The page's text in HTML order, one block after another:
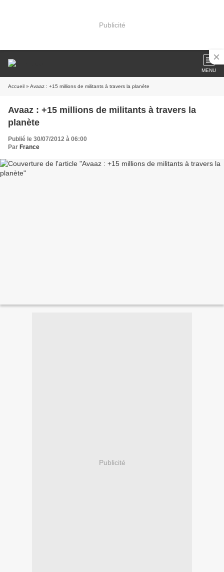
Publicité
MENU
Accueil » Avaaz : +15 millions de militants à travers la planète
Avaaz : +15 millions de militants à travers la
planète
Publié le 30/07/2012 à 06:00
Par France
Publicité